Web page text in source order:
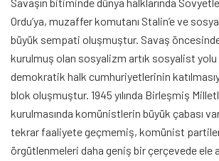
Ordu’ya, muzaffer komutanı Stalin’e ve
büyük sempati oluşmuştur. Savaş
kurulmuş olan sosyalizm artık sosyalist
demokratik halk cumhuriyetlerinin
blok oluşmuştur. 1945 yılında Birleşmiş
kurulmasında komünistlerin büyük çabası
tekrar faaliyete geçmemiş, komünist partiler
örgütlenmeleri daha geniş bir çerçevede ele